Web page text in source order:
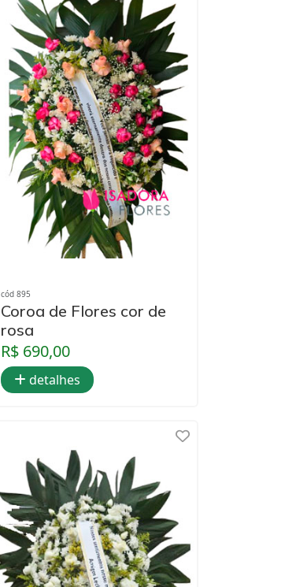
cód 895
Coroa de Flores cor de
rosa
R$ 690,00
detalhes